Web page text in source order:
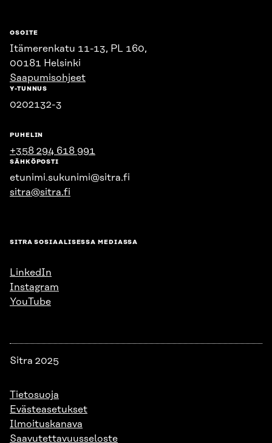
OSOITE
Itämerenkatu 11-13, PL 160,
00181 Helsinki
Saapumisohjeet
Y-TUNNUS
0202132-3
PUHELIN
+358 294 618 991
SÄHKÖPOSTI
etunimi.sukunimi@sitra.fi
sitra@sitra.fi
SITRA SOSIAALISESSA MEDIASSA
LinkedIn
Instagram
YouTube
Sitra 2025
Tietosuoja
Evästeasetukset
Ilmoituskanava
Saavutettavuusseloste